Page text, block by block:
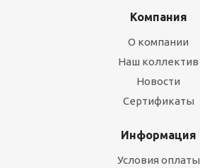
Компания
О компании
Наш коллектив
Новости
Сертификаты
Информация
Условия оплаты